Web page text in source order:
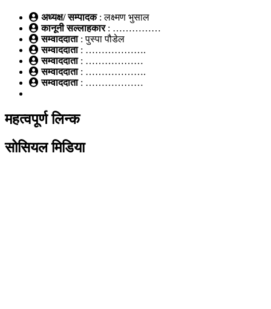
अध्यक्ष/ सम्पादक: लक्ष्मण भुसाल
कानूनी सल्लाहकार : ……………
सम्वाददाता: पुस्पा पौडेल
सम्वाददाता : ……………….
सम्वाददाता: ………………
सम्वाददाता: ……………….
सम्वाददाता: ………………
महत्वपूर्ण लिन्क
सोसियल मिडिया